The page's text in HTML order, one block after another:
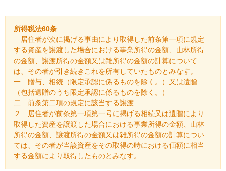
所得税法60条
居住者が次に掲げる事由により取得した前条第一項に規定
する資産を譲渡した場合における事業所得の金額、山林所得
の金額、譲渡所得の金額又は雑所得の金額の計算について
は、その者が引き続きこれを所有していたものとみなす。
一 贈与、相続（限定承認に係るものを除く。）又は遺贈
（包括遺贈のうち限定承認に係るものを除く。）
二 前条第二項の規定に該当する譲渡
２ 居住者が前条第一項第一号に掲げる相続又は遺贈により
取得した資産を譲渡した場合における事業所得の金額、山林
所得の金額、譲渡所得の金額又は雑所得の金額の計算につい
ては、その者が当該資産をその取得の時における価額に相当
する金額により取得したものとみなす。